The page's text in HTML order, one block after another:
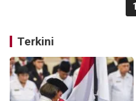
1
Terkini